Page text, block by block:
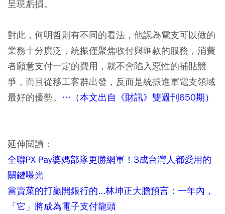
呈現虧損。
對此，何明哲則有不同的看法，他認為電支可以做的
業務十分廣泛，統振僅聚焦收付與匯款的服務，消費
者願意支付一定的費用，就不會陷入惡性的補貼競
爭，而且從移工客群出發，反而是統振進軍電支領域
最好的優勢。 …（本文出自《財訊》雙週刊650期）
延伸閱讀：
全聯PX Pay婆媽部隊更勝網軍！3成台灣人都愛用的
關鍵曝光
當賣菜的打贏開銀行的...林坤正大膽預言：一年內，
「它」將成為電子支付龍頭